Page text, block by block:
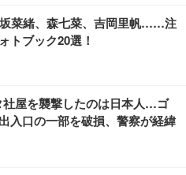
坂菜緒、森七菜、吉岡里帆……注
トブック20選！
社屋を襲撃したのは日本人…ゴ
入口の一部を破損、警察が経緯